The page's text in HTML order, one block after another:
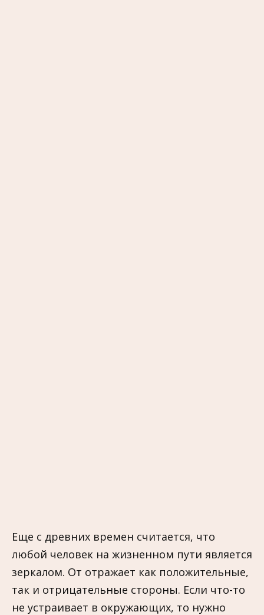
Еще с древних времен считается, что
любой человек на жизненном пути является
зеркалом. От отражает как положительные,
так и отрицательные стороны. Если что-то
не устраивает в окружающих, то нужно